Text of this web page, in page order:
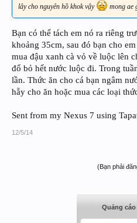
lây cho nguyên hồ khok vậy
mong ae
Bạn có thể tách em nó ra riêng
khoảng 35cm, sau đó bạn cho
mua đậu xanh cà vỏ về luộc lên
đổ bỏ hết nước luộc đi. Trong
lần. Thức ăn cho cá bạn ngâm
hẵy cho ăn hoặc mua các loại
Sent from my Nexus 7 using
12/5/14
(Bạn phải
Quảng cáo